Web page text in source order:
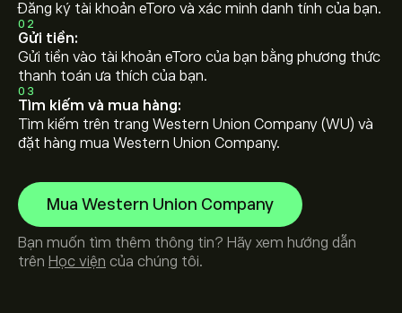
Đăng ký tài khoản eToro và xác minh danh tính của bạn.
02
Gửi tiền:
Gửi tiền vào tài khoản eToro của bạn bằng phương thức
thanh toán ưa thích của bạn.
03
Tìm kiếm và mua hàng:
Tìm kiếm trên trang Western Union Company (WU) và
đặt hàng mua Western Union Company.
Mua Western Union Company
Bạn muốn tìm thêm thông tin? Hãy xem hướng dẫn
trên Học viện của chúng tôi.